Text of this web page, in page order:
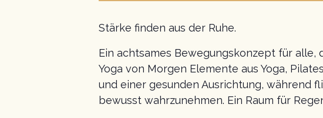
Stärke finden aus der Ruhe.
Ein achtsames Bewegungskonzept für alle,
Yoga von Morgen Elemente aus Yoga,
und einer gesunden Ausrichtung, während
bewusst wahrzunehmen. Ein Raum für